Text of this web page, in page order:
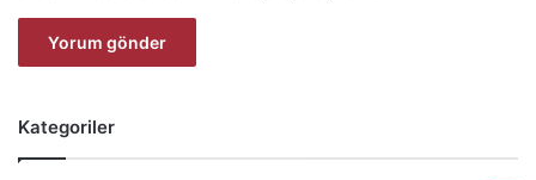
Kategoriler